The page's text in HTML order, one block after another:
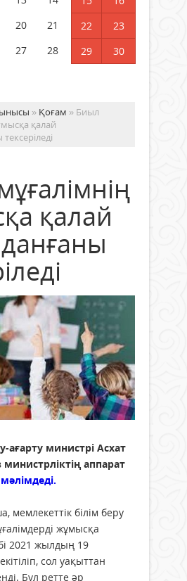
20 21 22
23
27 28 29
30
» Қоғам » Биыл
қалай
қалай
ағарту министрі Асхат
аппарат
мәлімдеді.
мемлекеттік білім беру
жұмысқа
2021 жылдың 19
сол уақыттан
Бұл ретте әр